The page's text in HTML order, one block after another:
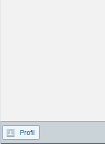
Profil